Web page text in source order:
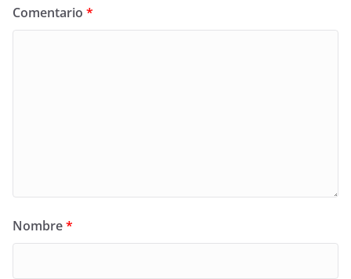
Comentario *
Nombre*